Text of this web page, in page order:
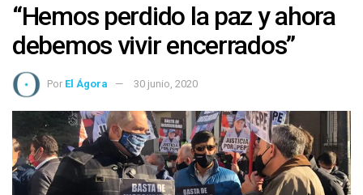
“Hemos perdido la paz y ahora
debemos vivir encerrados”
Por El Ágora 30 junio, 2020